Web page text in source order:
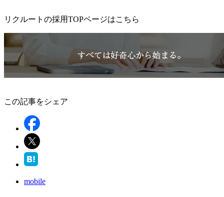
リクルートの採用TOPページはこちら
この記事をシェア
mobile